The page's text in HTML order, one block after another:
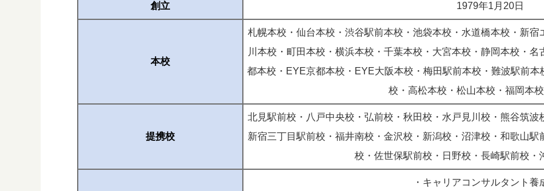
創立 1979年1月20日
本校
札幌本校・仙台本校・渋谷駅前本校・池袋本校・水道橋本校・新
川本校・町田本校・横浜本校・千葉本校・大宮本校・静岡本校・
都本校・EYE京都本校・EYE大阪本校・梅田駅前本校・難波駅前
校・高松本校・松山本校・福岡本
提携校
北見駅前校・八戸中央校・弘前校・秋田校・水戸見川校・熊谷筑
新宿三丁目駅前校・福井南校・金沢校・新潟校・沼津校・和歌山
校・佐世保駅前校・日野校・長崎駅前校・
・キャリアコンサルタント養